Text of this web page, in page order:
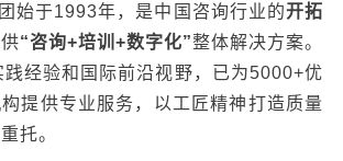
始于1993年，是中国咨询行业的开拓
“咨询+培训+数字化”整体解决方案。
经验和国际前沿视野，已为5000+优
提供专业服务，以工匠精神打造质量
托。